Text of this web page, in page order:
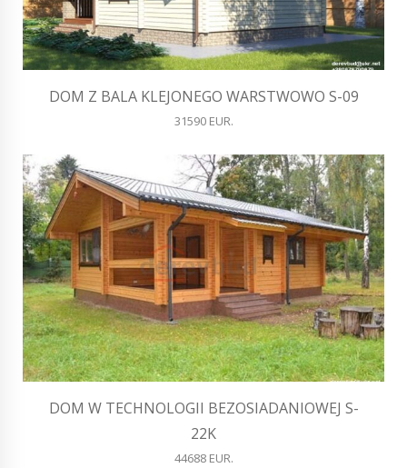
DOM Z BALA KLEJONEGO WARSTWOWO S-09
31590 EUR.
DOM W TECHNOLOGII BEZOSIADANIOWEJ S-
22K
44688 EUR.